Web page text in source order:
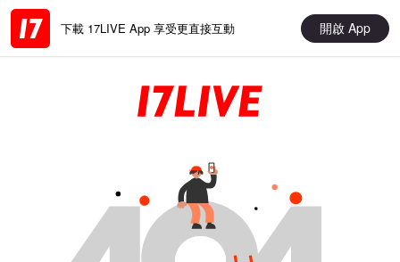
下載 17LIVE App 享受更直接互動 開啟 App